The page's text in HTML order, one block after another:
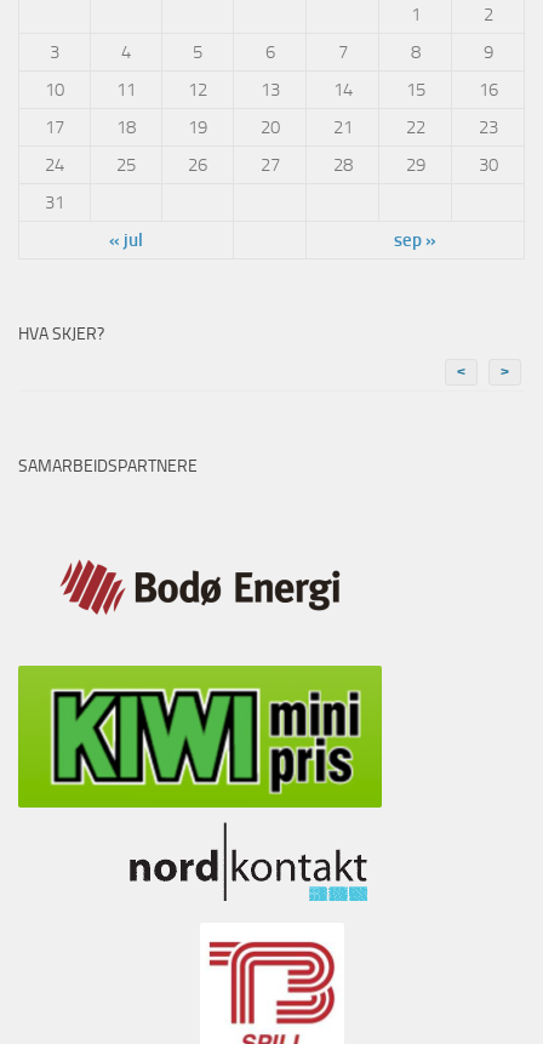
1
2
3
4 5 6 7 8
9
10
11 12 13 14 15
16
17
18 19 20 21 22
23
24
25 26 27 28 29
30
31
« jul
sep »
HVA SKJER?
< >
SAMARBEIDSPARTNERE